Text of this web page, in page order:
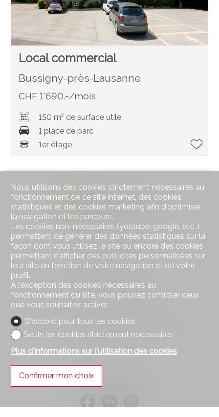
Local commercial
Bussigny-près-Lausanne
CHF 1'690.-/mois
150 m² de surface utile
1 place de parc
1er étage
Contactez-nous
Square Immobilier Sàrl
Rue Centrale 21
1003 Lausanne
info@square-immobilier.ch
Ne laissez aucun bien vous échapper, inscrivez-vous
gratuitement.
S'abonner
Suivez-nous sur
Nous utilisons des cookies strictement nécessaires au
fonctionnement de ce site internet, des cookies
statistiques et des cookies marketing afin d'optimiser
la navigation et les parcours.
Les cookies non-nécessaires (youtube, google, etc..)
permettent de générer des données statistiques sur la
façon dont vous utilisez le site ou encore des cookies
permettant d’afficher des publicités personnalisées sur
leur site en fonction de votre navigation et de votre
profil.
À l’exception des cookies nécessaires au
fonctionnement du site, vous pouvez contrôler ceux
que vous souhaitez activer.
D'accord pour tous les cookies
Seuls les cookies strictement nécessaires
Plus d'informations sur l'utilisation des cookies
Confirmer mon choix